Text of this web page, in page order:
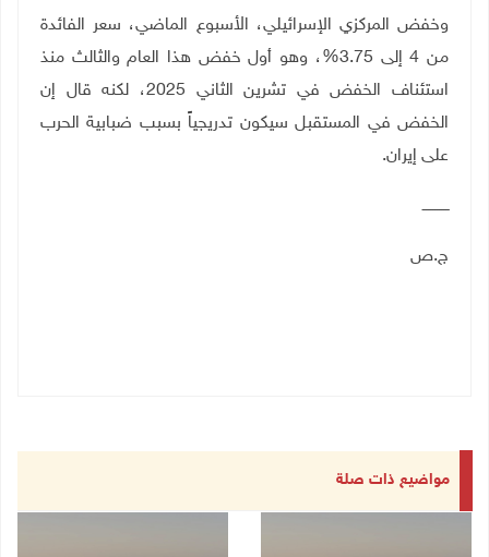
وخفض المركزي الإسرائيلي، الأسبوع الماضي، سعر الفائدة
من 4 إلى 3.75%، وهو أول خفض هذا العام والثالث منذ
‌استئناف الخفض في تشرين الثاني 2025، لكنه قال إن
الخفض في ‌المستقبل سيكون تدريجياً بسبب ضبابية الحرب
على إيران.
ــــــــــــ
ج.ص
مواضيع ذات صلة